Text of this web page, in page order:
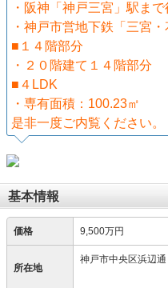
・阪神「神戸三宮」駅ま
・神戸市営地下鉄「三宮
■１４階部分
・２０階建て１４階部分
■４LDK
・専有面積：100.23㎡
是非一度ご内覧ください。
基本情報
価格 9,500万円
所在地
神戸市中央区浜辺通